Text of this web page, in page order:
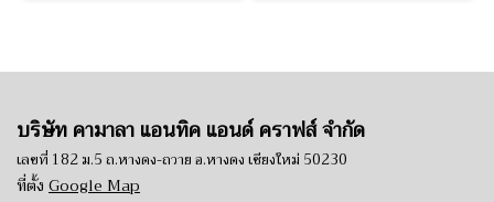
บริษัท คามาลา แอนทิค แอนด์ คราฟส์ จำกัด
เลขที่ 182 ม.5 ถ.หางดง-ถวาย อ.หางดง เชียงใหม่ 50230
ที่ตั้ง Google Map